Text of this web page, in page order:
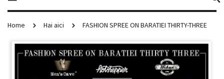
Home Hai aici FASHION SPREE ON BARATIEI THIRTY-THREE